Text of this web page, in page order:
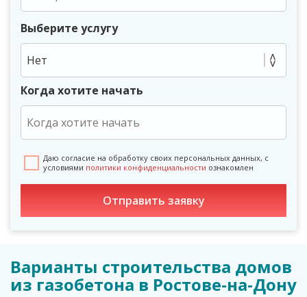
Выберите услугу
Нет
Когда хотите начать
Даю согласие на обработку своих персональных данных, с
условиями политики конфиденциальности ознакомлен
Варианты строительства домов
из газобетона в Ростове-на-Дону